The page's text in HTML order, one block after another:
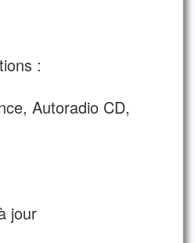
:
Autoradio CD,
jour